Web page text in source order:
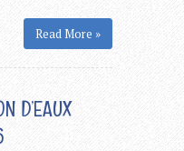
Read More »
D’EAUX